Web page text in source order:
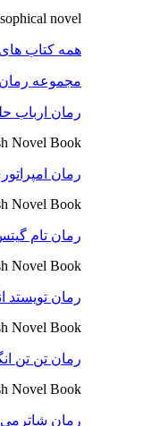
novel
همه کتاب
مجموعه
رمان ارباب
Novel Book
رمان
Novel Book
رمان تام
Novel Book
رمان تویستد
Novel Book
رمان تن تن
Novel Book
رمان شاترمی